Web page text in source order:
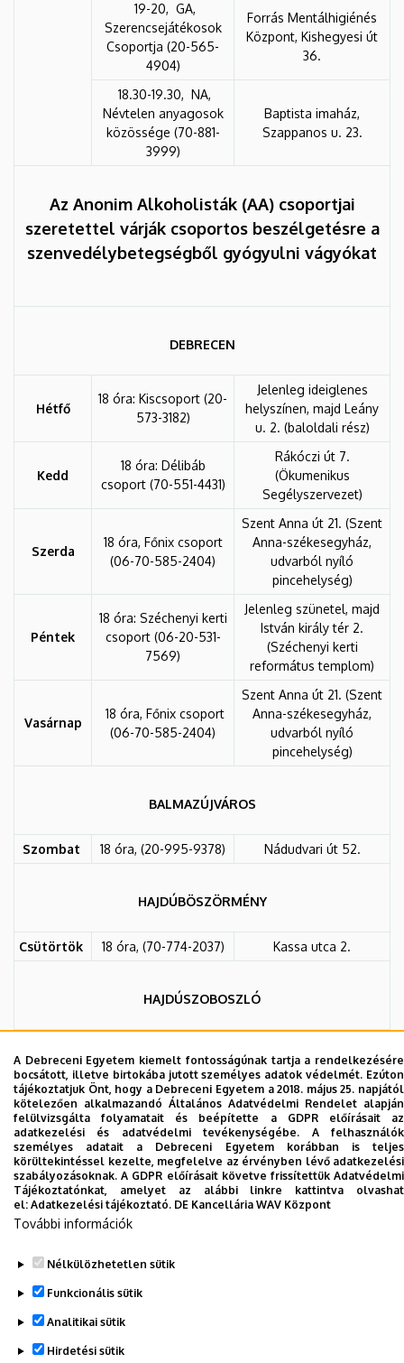
19-20, GA,
Szerencsejátékosok
Csoportja (20-565-
4904)
Forrás Mentálhigiénés
Központ, Kishegyesi út
36.
18.30-19.30, NA,
Névtelen anyagosok
közössége (70-881-
3999)
Baptista imaház,
Szappanos u. 23.
Az Anonim Alkoholisták (AA) csoportjai
szeretettel várják csoportos beszélgetésre a
szenvedélybetegségből gyógyulni vágyókat
DEBRECEN
Hétfő
18 óra: Kiscsoport (20-
573-3182)
Jelenleg ideiglenes
helyszínen, majd Leány
u. 2. (baloldali rész)
Kedd
18 óra: Délibáb
csoport (70-551-4431)
Rákóczi út 7.
(Ökumenikus
Segélyszervezet)
Szerda
18 óra, Főnix csoport
(06-70-585-2404)
Szent Anna út 21. (Szent
Anna-székesegyház,
udvarból nyíló
pincehelység)
Péntek
18 óra: Széchenyi kerti
csoport (06-20-531-
7569)
Jelenleg szünetel, majd
István király tér 2.
(Széchenyi kerti
református templom)
Vasárnap
18 óra, Főnix csoport
(06-70-585-2404)
Szent Anna út 21. (Szent
Anna-székesegyház,
udvarból nyíló
pincehelység)
BALMAZÚJVÁROS
Szombat 18 óra, (20-995-9378) Nádudvari út 52.
HAJDÚBÖSZÖRMÉNY
Csütörtök 18 óra, (70-774-2037) Kassa utca 2.
HAJDÚSZOBOSZLÓ
HAJDÚDOROG
Péntek
18 óra, Művelődési
ház, (30-358-4902)
Böszörményi út 5.
Legutóbbi frissítés:
A Debreceni Egyetem kiemelt fontosságúnak tartja a rendelkezésére
bocsátott, illetve birtokába jutott személyes adatok védelmét. Ezúton
tájékoztatjuk Önt, hogy a Debreceni Egyetem a 2018. május 25. napjától
kötelezően alkalmazandó Általános Adatvédelmi Rendelet alapján
felülvizsgálta folyamatait és beépítette a GDPR előírásait az
adatkezelési és adatvédelmi tevékenységébe. A felhasználók
személyes adatait a Debreceni Egyetem korábban is teljes
körültekintéssel kezelte, megfelelve az érvényben lévő adatkezelési
szabályozásoknak. A GDPR előírásait követve frissítettük Adatvédelmi
Tájékoztatónkat, amelyet az alábbi linkre kattintva olvashat
el: Adatkezelési tájékoztató. DE Kancellária WAV Központ
További információk
Nélkülözhetetlen sütik
Funkcionális sütik
Analitikai sütik
Hirdetési sütik